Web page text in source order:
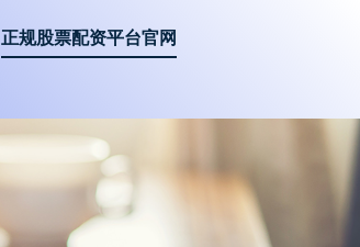
正规股票配资平台官网